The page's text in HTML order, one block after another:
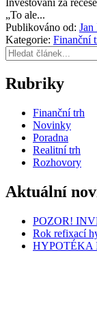
Investování za
„To ale...
Publikováno od: Jan
Kategorie: Finanční
Rubriky
Finanční trh
Novinky
Poradna
Realitní trh
Rozhovory
Aktuální
POZOR!
Rok refixací
HYPOTÉKA